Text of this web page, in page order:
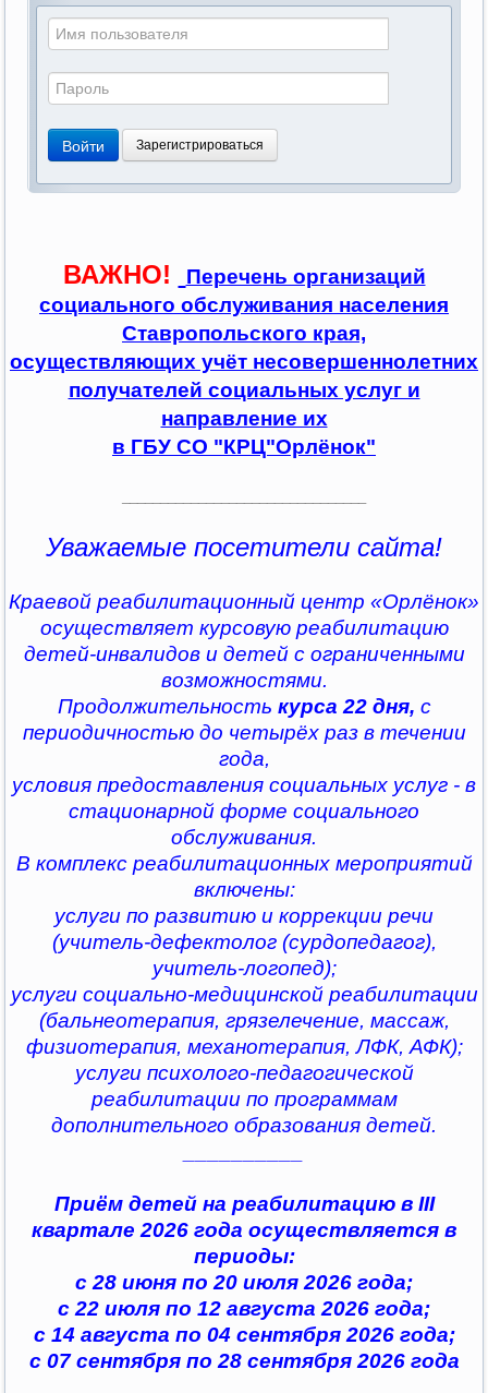
Войти Зарегистрироваться
ВАЖНО!
Перечень организаций
социального обслуживания населения
Ставропольского края,
осуществляющих учёт несовершеннолетних
получателей социальных услуг и
направление их
в ГБУ СО "КРЦ"Орлёнок"
Уважаемые посетители сайта!
Краевой реабилитационный центр «Орлёнок»
осуществляет курсовую реабилитацию
детей-инвалидов и детей с ограниченными
возможностями.
Продолжительность курса 22 дня, с
периодичностью до четырёх раз в течении
года,
условия предоставления социальных услуг - в
стационарной форме социального
обслуживания.
В комплекс реабилитационных мероприятий
включены:
услуги по развитию и коррекции речи
(учитель-дефектолог (сурдопедагог),
учитель-логопед);
услуги социально-медицинской реабилитации
(бальнеотерапия, грязелечение, массаж,
физиотерапия, механотерапия, ЛФК, АФК);
услуги психолого-педагогической
реабилитации по программам
дополнительного образования детей.
Приём детей на реабилитацию в III
квартале 2026 года осуществляется в
периоды:
с 28 июня по 20 июля 2026 года;
с 22 июля по 12 августа 2026 года;
с 14 августа по 04 сентября 2026 года;
с 07 сентября по 28 сентября 2026 года